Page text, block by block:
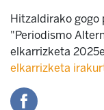
Hitzaldirako gogo
"Periodismo
elkarrizketa
elkarrizketa